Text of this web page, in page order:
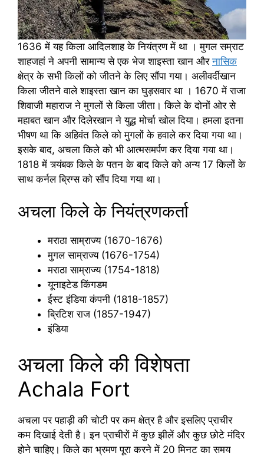
1636 में यह किला आदिलशाह के नियंत्रण में था । मुगल सम्राट
शाहजहां ने अपनी सामान्य से एक भेज शाइस्ता खान औरनासिक
क्षेत्र के सभी किलों को जीतने के लिए सौंपा गया। अलीवर्दीखान
किला जीतने वाले शाइस्ता खान का घुड़सवार था । 1670 में राजा
शिवाजी महाराज ने मुगलों से किला जीता। किले के दोनों ओर से
महाबत खान और दिलेरखान ने युद्ध मोर्चा खोल दिया। हमला इतना
भीषण था कि अहिवंत किले को मुगलों के हवाले कर दिया गया था।
इसके बाद, अचला किले को भी आत्मसमर्पण कर दिया गया था।
1818 में त्र्यंबक किले के पतन के बाद किले को अन्य 17 किलों के
साथ कर्नल ब्रिग्स को सौंप दिया गया था।
अचला किले के नियंत्रणकर्ता
मराठा साम्राज्य (1670-1676)
मुगल साम्राज्य (1676-1754)
मराठा साम्राज्य (1754-1818)
यूनाइटेड किंगडम
ईस्ट इंडिया कंपनी (1818-1857)
ब्रिटिश राज (1857-1947)
इंडिया
अचला किले की विशेषता
Achala Fort
अचला पर पहाड़ी की चोटी पर कम क्षेत्र है और इसलिए प्राचीर
कम दिखाई देती है। इन प्राचीरों में कुछ झीलें और कुछ छोटे मंदिर
होने चाहिए। किले का भ्रमण पूरा करने में 20 मिनट का समय